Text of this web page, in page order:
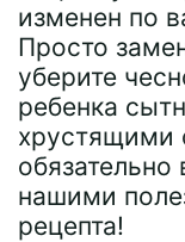
изменен по
Просто
уберите
ребенка
хрустящими
обязательно
нашими
рецепта!